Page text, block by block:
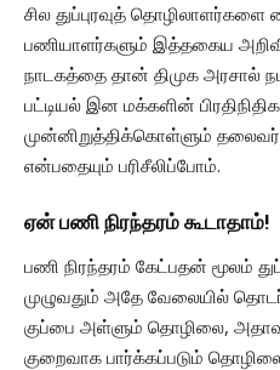
சில துப்புரவுத் தொழிலாளர்களை
பணியாளர்களும் இத்தகைய
நாடகத்தை தான் திமுக அரசால்
பட்டியல் இன மக்களின்
முன்னிறுத்திக்கொள்ளும்
என்பதையும் பரிசீலிப்போம்.
ஏன் பணி நிரந்தரம் கூடாதாம்!
பணி நிரந்தரம் கேட்பதன் மூலம்
முழுவதும் அதே வேலையில்
குப்பை அள்ளும் தொழிலை,
குறைவாக பார்க்கப்படும்